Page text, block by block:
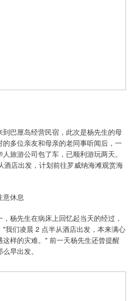
巴厘岛经营民宿，此次是杨先生的母
多位亲友和母亲的老同事听闻后，一
旅游公司包了车，已顺利游玩两天。
酒店出发，计划前往罗威纳海滩观赏海
意休息
杨先生在病床上回忆起当天的经过，
我们凌晨 2 点半从酒店出发，本来满心
样的灾难。" 前一天杨先生还曾提醒
早出发。